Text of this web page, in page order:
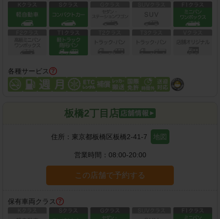
各種サービス
板橋2丁目店
住所： 東京都板橋区板橋2-41-7 地図
営業時間： 08:00-20:00
この店舗で予約する
保有車両クラス